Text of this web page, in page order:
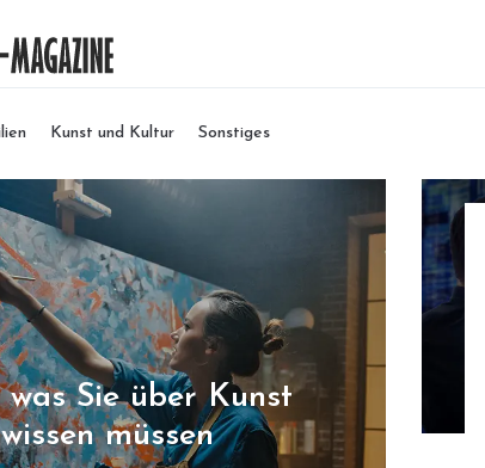
Kunst und Kultur Sonstiges
was Sie über Kunst
wissen müssen